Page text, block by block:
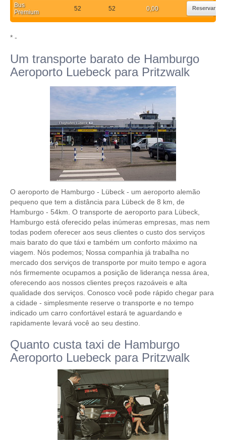
Bus
Premium
52 52 0,00 Reservar
* -
Um transporte barato de Hamburgo
Aeroporto Luebeck para Pritzwalk
O aeroporto de Hamburgo - Lübeck - um aeroporto alemão
pequeno que tem a distância para Lübeck de 8 km, de
Hamburgo - 54km. O transporte de aeroporto para Lübeck,
Hamburgo está oferecido pelas inúmeras empresas, mas nem
todas podem oferecer aos seus clientes o custo dos serviços
mais barato do que táxi e também um conforto máximo na
viagem. Nós podemos; Nossa companhia já trabalha no
mercado dos serviços de transporte por muito tempo e agora
nós firmemente ocupamos a posição de liderança nessa área,
oferecendo aos nossos clientes preços razoáveis e alta
qualidade dos serviços. Conosco você pode rápido chegar para
a cidade - simplesmente reserve o transporte e no tempo
indicado um carro confortável estará te aguardando e
rapidamente levará você ao seu destino.
Quanto custa taxi de Hamburgo
Aeroporto Luebeck para Pritzwalk